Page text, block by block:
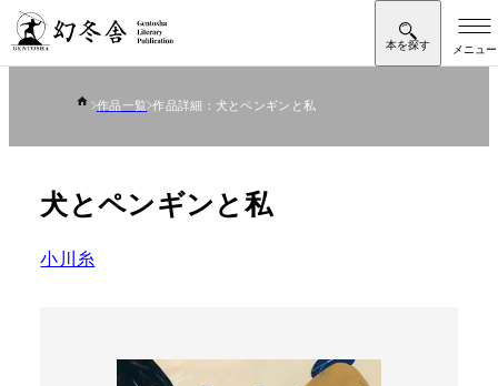
作品一覧 作品詳細：犬とペンギンと私
犬とペンギンと私
小川糸